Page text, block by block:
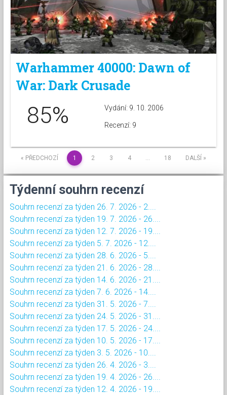
Warhammer 40000: Dawn of
War: Dark Crusade
85% Vydání: 9. 10. 2006
Recenzí: 9
« PŘEDCHOZÍ 1 2 3 4 … 18 DALŠÍ »
Týdenní souhrn recenzí
Souhrn recenzí za týden 26. 7. 2026 - 2....
Souhrn recenzí za týden 19. 7. 2026 - 26....
Souhrn recenzí za týden 12. 7. 2026 - 19....
Souhrn recenzí za týden 5. 7. 2026 - 12....
Souhrn recenzí za týden 28. 6. 2026 - 5....
Souhrn recenzí za týden 21. 6. 2026 - 28....
Souhrn recenzí za týden 14. 6. 2026 - 21....
Souhrn recenzí za týden 7. 6. 2026 - 14....
Souhrn recenzí za týden 31. 5. 2026 - 7....
Souhrn recenzí za týden 24. 5. 2026 - 31....
Souhrn recenzí za týden 17. 5. 2026 - 24....
Souhrn recenzí za týden 10. 5. 2026 - 17....
Souhrn recenzí za týden 3. 5. 2026 - 10....
Souhrn recenzí za týden 26. 4. 2026 - 3....
Souhrn recenzí za týden 19. 4. 2026 - 26....
Souhrn recenzí za týden 12. 4. 2026 - 19....